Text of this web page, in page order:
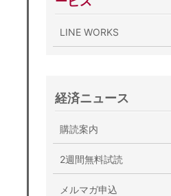
LINE WORKS
経済ニュース
購読案内
2週間無料試読
メルマガ申込